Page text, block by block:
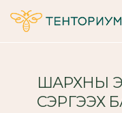
ШАРХНЫ
СЭРГЭЭХ